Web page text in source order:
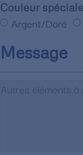
Couleur
Argent/Doré
Message